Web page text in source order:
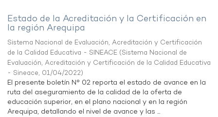
Estado de la Acreditación y la Certificación en
la región Arequipa
Sistema Nacional de Evaluación, Acreditación y Certificación
de la Calidad Educativa - SINEACE (Sistema Nacional de
Evaluación, Acreditación y Certificación de la Calidad Educativa
- Sineace, 01/04/2022)
El presente boletín N° 02 reporta el estado de avance en la
ruta del aseguramiento de la calidad de la oferta de
educación superior, en el plano nacional y en la región
Arequipa, detallando el nivel de avance y las ...